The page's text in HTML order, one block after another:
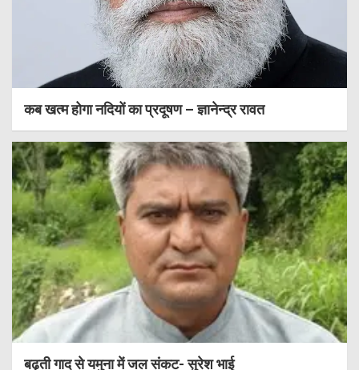
कब खत्म होगा नदियों का प्रदूषण – ज्ञानेन्द्र रावत
बढ़ती गाद से यमुना में जल संकट- सुरेश भाई